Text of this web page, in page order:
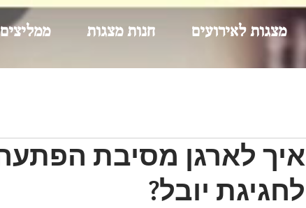
מצגות לאירועים חנות מצגות ממליצים
איך לארגן מסיבת
לחגיגת יובל?